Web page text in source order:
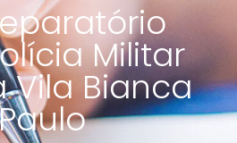
Militar
Vila Bianca